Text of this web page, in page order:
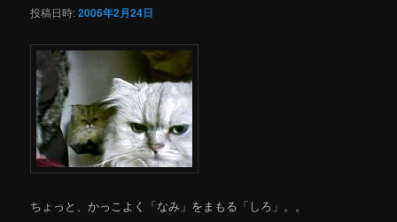
投稿日時:2006年2月24日
ちょっと、かっこよく「なみ」をまもる「しろ」。。